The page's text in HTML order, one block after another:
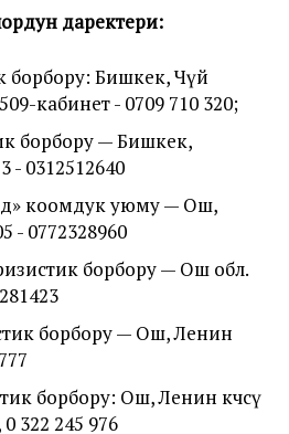
даректери:
борбору: Бишкек, Чүй
кабинет - 0709 710 320;
борбору — Бишкек,
- 0312512640
коомдук уюму — Ош,
- 0772328960
борбору — Ош обл.
борбору — Ош, Ленин
борбору: Ош, Ленин көчөсү
322 245 976